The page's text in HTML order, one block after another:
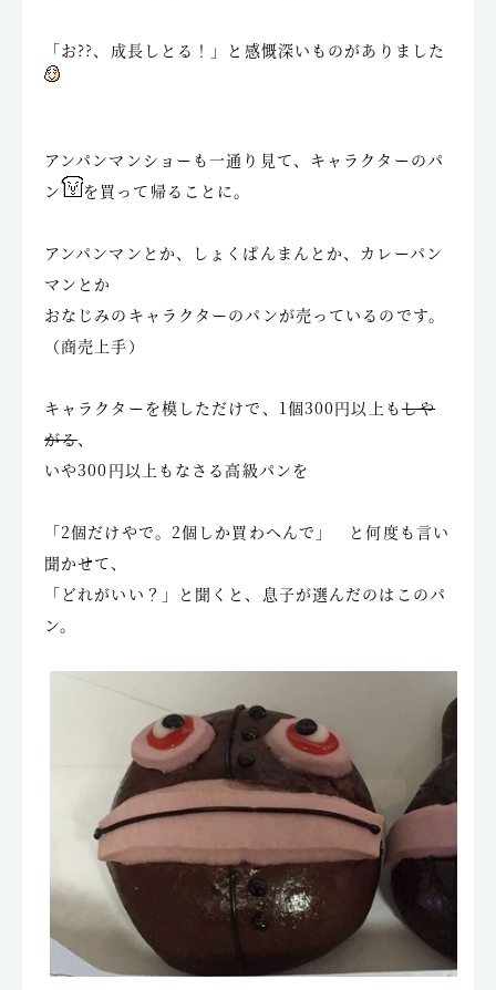
「お??、成長しとる！」と感慨深いものがありました
アンパンマンショーも一通り見て、キャラクターのパ
ン
を買って帰ることに。
アンパンマンとか、しょくぱんまんとか、カレーパン
マンとか
おなじみのキャラクターのパンが売っているのです。
（商売上手）
キャラクターを模しただけで、1個300円以上もしや
がる、
いや300円以上もなさる高級パンを
「2個だけやで。2個しか買わへんで」 と何度も言い
聞かせて、
「どれがいい？」と聞くと、息子が選んだのはこのパ
ン。